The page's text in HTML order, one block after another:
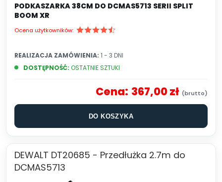
PODKASZARKA 38CM DO DCMAS5713 SERII SPLIT
BOOM XR
Ocena użytkowników:
DOSTĘPNOŚĆ: OSTATNIE SZTUKI
REALIZACJA ZAMÓWIENIA: 1 - 3 DNI
Cena: 367,00 zł
DO KOSZYKA
DEWALT DT20685 - Przedłużka 2.7m do
DCMAS5713